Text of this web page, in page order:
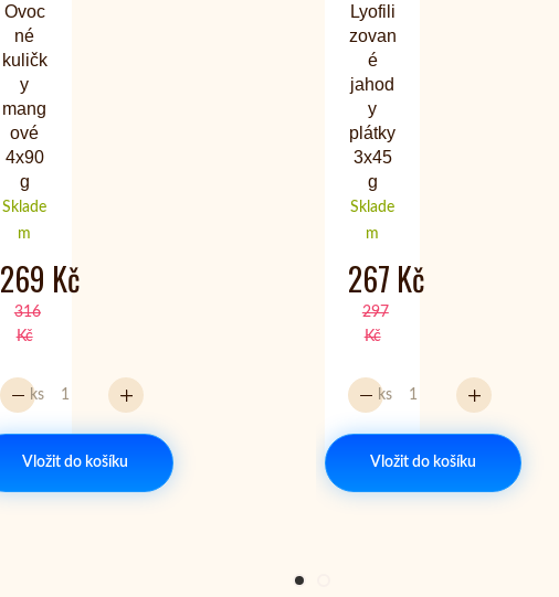
Ovoc
né
kuličk
y
mang
ové
4x90
g
Sklade
m
269 Kč
316
Kč
ks
Vložit do košíku
Lyofili
zovan
é
jahod
y
plátky
3x45
g
Sklade
m
267 Kč
297
Kč
ks
Vložit do košíku